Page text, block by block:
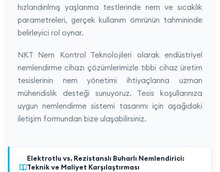
hızlandırılmış yaşlanma testlerinde nem ve sıcaklık
parametreleri, gerçek kullanım ömrünün tahmininde
belirleyici rol oynar.
NKT Nem Kontrol Teknolojileri olarak endüstriyel
nemlendirme cihazı çözümlerimizle tıbbi cihaz üretim
tesislerinin nem yönetimi ihtiyaçlarına uzman
mühendislik desteği sunuyoruz. Tesis koşullarınıza
uygun nemlendirme sistemi tasarımı için aşağıdaki
iletişim formundan bize ulaşabilirsiniz.
Elektrotlu vs. Rezistanslı Buharlı Nemlendirici:
Teknik ve Maliyet Karşılaştırması